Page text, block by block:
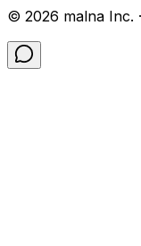
© 2026 malna Inc. ·